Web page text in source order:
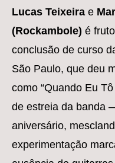
Lucas Teixeira e
(Rockambole) é
conclusão de curso
São Paulo, que deu
como “Quando Eu
de estreia da banda
aniversário,
experimentação